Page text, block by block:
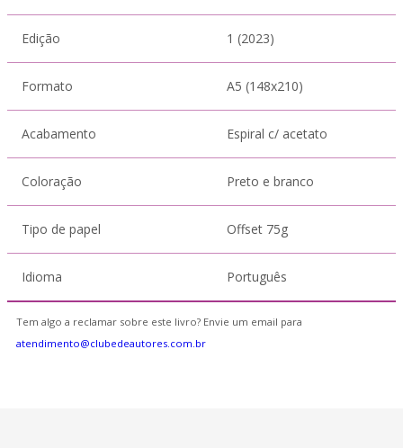
Edição 1 (2023)
Formato A5 (148x210)
Acabamento Espiral c/ acetato
Coloração Preto e branco
Tipo de papel Offset 75g
Idioma Português
Tem algo a reclamar sobre este livro? Envie um email para
atendimento@clubedeautores.com.br